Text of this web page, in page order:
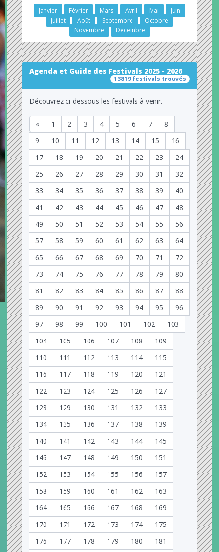
Janvier Février Mars Avril Mai
Juin
Juillet
Août Septembre
Octobre
Novembre
Decembre
Agenda et Guide des Festivals 2025 - 2026
13819 festivals trouvés
Découvrez ci-dessous les festivals à venir.
« 1 2 3 4 5 6 7
8
9
10 11 12 13 14 15
16
17
18 19 20 21 22 23
24
25
26 27 28 29 30 31
32
33
34 35 36 37 38 39
40
41
42 43 44 45 46 47
48
49
50 51 52 53 54 55
56
57
58 59 60 61 62 63
64
65
66 67 68 69 70 71
72
73
74 75 76 77 78 79
80
81
82 83 84 85 86 87
88
89
90 91 92 93 94 95
96
97
98 99 100 101 102
103
104
105 106 107 108
109
110
111 112 113 114
115
116
117 118 119 120
121
122
123 124 125 126
127
128
129 130 131 132
133
134
135 136 137 138
139
140
141 142 143 144
145
146
147 148 149 150
151
152
153 154 155 156
157
158
159 160 161 162
163
164
165 166 167 168
169
170
171 172 173 174
175
176
177 178 179 180
181